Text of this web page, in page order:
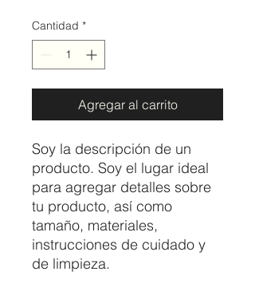
Cantidad *
Agregar al carrito
Soy la descripción de un
producto. Soy el lugar ideal
para agregar detalles sobre
tu producto, así como
tamaño, materiales,
instrucciones de cuidado y
de limpieza.